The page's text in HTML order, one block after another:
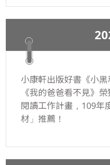
趕跑跳碰：一個田徑
推動兒童深耕閱讀工
閱讀優良媒材」推薦！
小康軒出版好書《小黑
《我的爸爸看不見》
閱讀工作計畫，109年
材」推薦！